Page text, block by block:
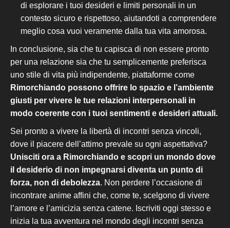
di esplorare i tuoi desideri e limiti personali in un
contesto sicuro e rispettoso, aiutandoti a comprendere
meglio cosa vuoi veramente dalla tua vita amorosa.
In conclusione, sia che tu capisca di non essere pronto
per una relazione sia che tu semplicemente preferisca
uno stile di vita più indipendente, piattaforme come
Rimorchiando possono offrire lo spazio e l’ambiente
giusti per vivere le tue relazioni interpersonali in
modo coerente con i tuoi sentimenti e desideri attuali.
Sei pronto a vivere la libertà di incontri senza vincoli,
dove il piacere dell’attimo prevale su ogni aspettativa?
Unisciti ora a Rimorchiando e scopri un mondo dove
il desiderio di non impegnarsi diventa un punto di
forza, non di debolezza. Non perdere l’occasione di
incontrare anime affini che, come te, scelgono di vivere
l’amore e l’amicizia senza catene. Iscriviti oggi stesso e
inizia la tua avventura nel mondo degli incontri senza